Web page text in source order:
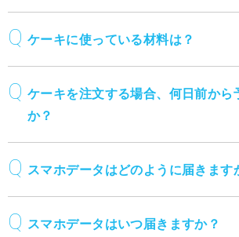
ケーキに使っている材料は？
ケーキを注文する場合、何日前から
か？
スマホデータはどのように届きます
スマホデータはいつ届きますか？